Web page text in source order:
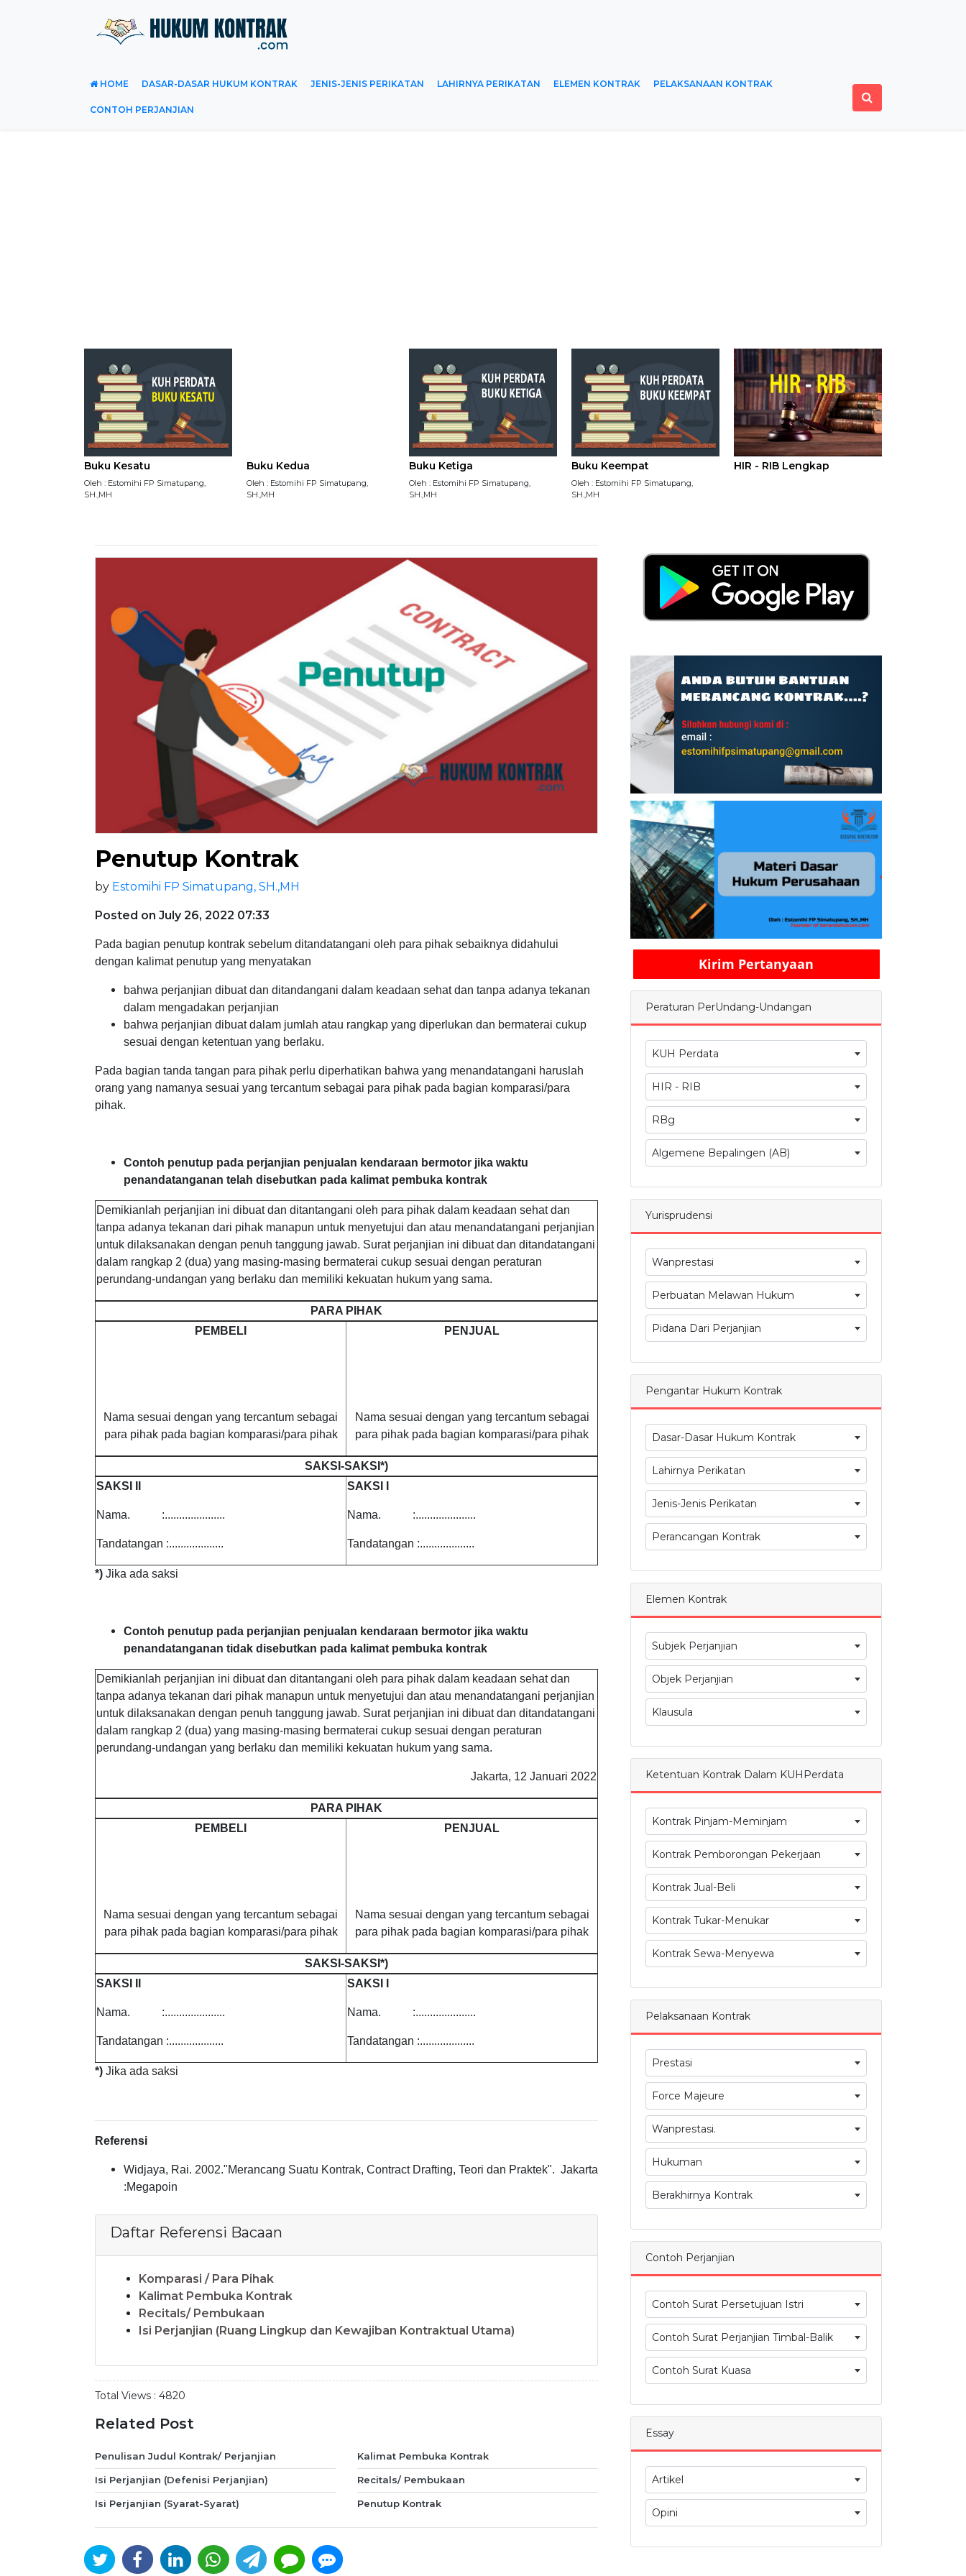
HOME DASAR-DASAR HUKUM KONTRAK JENIS-JENIS PERIKATAN LAHIRNYA PERIKATAN ELEMEN KONTRAK PELAKSANAAN KONTRAK
CONTOH PERJANJIAN
Buku Kesatu
Oleh : Estomihi FP Simatupang,
SH.,MH
Buku Kedua
Oleh : Estomihi FP Simatupang,
SH.,MH
Buku Ketiga
Oleh : Estomihi FP Simatupang,
SH.,MH
Buku Keempat
Oleh : Estomihi FP Simatupang,
SH.,MH
HIR - RIB Lengkap
Penutup Kontrak
by Estomihi FP Simatupang, SH.,MH
Posted on July 26, 2022 07:33
Pada bagian penutup kontrak sebelum ditandatangani oleh para pihak sebaiknya didahului
dengan kalimat penutup yang menyatakan
bahwa perjanjian dibuat dan ditandangani dalam keadaan sehat dan tanpa adanya tekanan
dalam mengadakan perjanjian
bahwa perjanjian dibuat dalam jumlah atau rangkap yang diperlukan dan bermaterai cukup
sesuai dengan ketentuan yang berlaku.
Pada bagian tanda tangan para pihak perlu diperhatikan bahwa yang menandatangani haruslah
orang yang namanya sesuai yang tercantum sebagai para pihak pada bagian komparasi/para
pihak.
Contoh penutup pada perjanjian penjualan kendaraan bermotor jika waktu
penandatanganan telah disebutkan pada kalimat pembuka kontrak
Demikianlah perjanjian ini dibuat dan ditantangani oleh para pihak dalam keadaan sehat dan
tanpa adanya tekanan dari pihak manapun untuk menyetujui dan atau menandatangani perjanjian
untuk dilaksanakan dengan penuh tanggung jawab. Surat perjanjian ini dibuat dan ditandatangani
dalam rangkap 2 (dua) yang masing-masing bermaterai cukup sesuai dengan peraturan
perundang-undangan yang berlaku dan memiliki kekuatan hukum yang sama.
PARA PIHAK
PEMBELI
Nama sesuai dengan yang tercantum sebagai
para pihak pada bagian komparasi/para pihak
PENJUAL
Nama sesuai dengan yang tercantum sebagai
para pihak pada bagian komparasi/para pihak
SAKSI-SAKSI*)
SAKSI II
Nama. :.....................
Tandatangan :...................
SAKSI I
Nama. :.....................
Tandatangan :...................
*) Jika ada saksi
Contoh penutup pada perjanjian penjualan kendaraan bermotor jika waktu
penandatanganan tidak disebutkan pada kalimat pembuka kontrak
Demikianlah perjanjian ini dibuat dan ditantangani oleh para pihak dalam keadaan sehat dan
tanpa adanya tekanan dari pihak manapun untuk menyetujui dan atau menandatangani perjanjian
untuk dilaksanakan dengan penuh tanggung jawab. Surat perjanjian ini dibuat dan ditandatangani
dalam rangkap 2 (dua) yang masing-masing bermaterai cukup sesuai dengan peraturan
perundang-undangan yang berlaku dan memiliki kekuatan hukum yang sama.
Jakarta, 12 Januari 2022
PARA PIHAK
PEMBELI
Nama sesuai dengan yang tercantum sebagai
para pihak pada bagian komparasi/para pihak
PENJUAL
Nama sesuai dengan yang tercantum sebagai
para pihak pada bagian komparasi/para pihak
SAKSI-SAKSI*)
SAKSI II
Nama. :.....................
Tandatangan :...................
SAKSI I
Nama. :.....................
Tandatangan :...................
*) Jika ada saksi
Referensi
Widjaya, Rai. 2002."Merancang Suatu Kontrak, Contract Drafting, Teori dan Praktek". Jakarta
:Megapoin
Daftar Referensi Bacaan
Komparasi / Para Pihak
Kalimat Pembuka Kontrak
Recitals/ Pembukaan
Isi Perjanjian (Ruang Lingkup dan Kewajiban Kontraktual Utama)
Total Views : 4820
Related Post
Penulisan Judul Kontrak/ Perjanjian
Isi Perjanjian (Defenisi Perjanjian)
Isi Perjanjian (Syarat-Syarat)
Kalimat Pembuka Kontrak
Recitals/ Pembukaan
Penutup Kontrak
Kirim Pertanyaan
Peraturan PerUndang-Undangan
KUH Perdata
HIR - RIB
RBg
Algemene Bepalingen (AB)
Yurisprudensi
Wanprestasi
Perbuatan Melawan Hukum
Pidana Dari Perjanjian
Pengantar Hukum Kontrak
Dasar-Dasar Hukum Kontrak
Lahirnya Perikatan
Jenis-Jenis Perikatan
Perancangan Kontrak
Elemen Kontrak
Subjek Perjanjian
Objek Perjanjian
Klausula
Ketentuan Kontrak Dalam KUHPerdata
Kontrak Pinjam-Meminjam
Kontrak Pemborongan Pekerjaan
Kontrak Jual-Beli
Kontrak Tukar-Menukar
Kontrak Sewa-Menyewa
Pelaksanaan Kontrak
Prestasi
Force Majeure
Wanprestasi.
Hukuman
Berakhirnya Kontrak
Contoh Perjanjian
Contoh Surat Persetujuan Istri
Contoh Surat Perjanjian Timbal-Balik
Contoh Surat Kuasa
Essay
Artikel
Opini